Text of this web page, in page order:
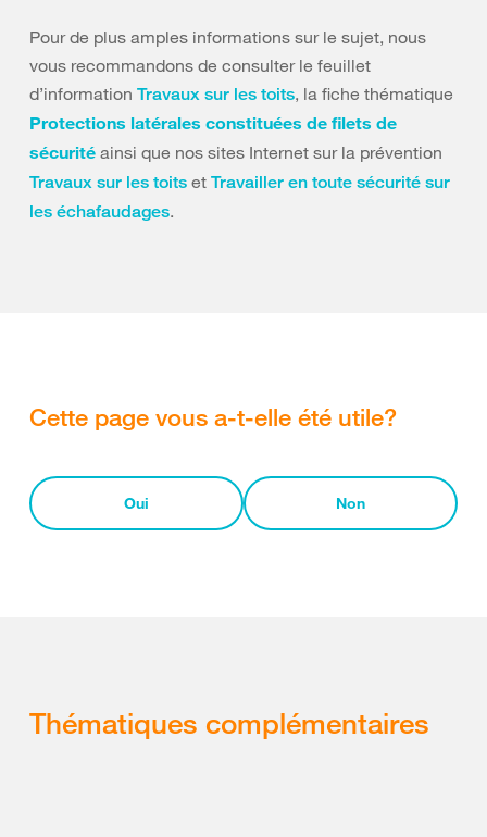
Pour de plus amples informations sur le sujet, nous
vous recommandons de consulter le feuillet
d’information Travaux sur les toits, la fiche thématique
Protections latérales constituées de filets de
sécurité ainsi que nos sites Internet sur la prévention
Travaux sur les toits et Travailler en toute sécurité sur
les échafaudages.
Cette page vous a-t-elle été utile?
Oui Non
Thématiques complémentaires